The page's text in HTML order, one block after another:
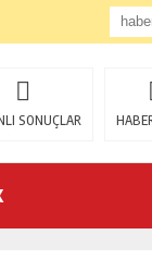
SONUÇLAR